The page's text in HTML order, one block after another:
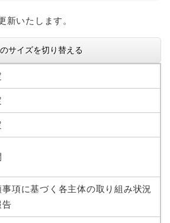
新いたします。
サイズを切り替える
事項に基づく各主体の取り組み状況
告